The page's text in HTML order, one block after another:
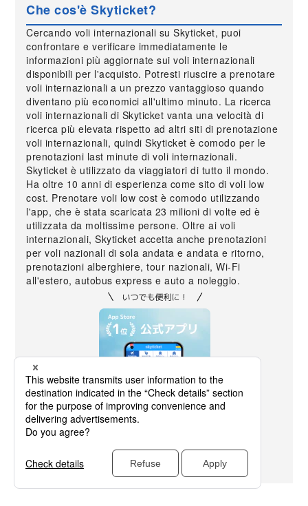
Che cos'è Skyticket?
Cercando voli internazionali su Skyticket, puoi
confrontare e verificare immediatamente le
informazioni più aggiornate sui voli internazionali
disponibili per l'acquisto. Potresti riuscire a prenotare
voli internazionali a un prezzo vantaggioso quando
diventano più economici all'ultimo minuto. La ricerca
voli internazionali di Skyticket vanta una velocità di
ricerca più elevata rispetto ad altri siti di prenotazione
voli internazionali, quindi Skyticket è comodo per le
prenotazioni last minute di voli internazionali.
Skyticket è utilizzato da viaggiatori di tutto il mondo.
Ha oltre 10 anni di esperienza come sito di voli low
cost. Prenotare voli low cost è comodo utilizzando
l'app, che è stata scaricata 23 milioni di volte ed è
utilizzata da moltissime persone. Oltre ai voli
internazionali, Skyticket accetta anche prenotazioni
per voli nazionali di sola andata e andata e ritorno,
prenotazioni alberghiere, tour nazionali, Wi-Fi
all'estero, autobus express e auto a noleggio.